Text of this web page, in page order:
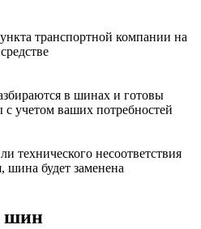
транспортной компании на
в шинах и готовы
учетом ваших потребностей
технического несоответствия
шина будет заменена
шин